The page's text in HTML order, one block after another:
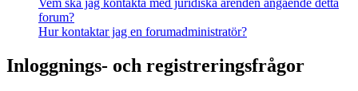
forum?
Hur kontaktar jag en forumadministratör?
Inloggnings- och registreringsfrågor